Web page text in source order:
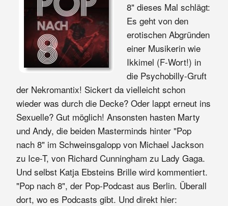
8" dieses Mal schlägt:
Es geht von den
erotischen Abgründen
einer Musikerin wie
Ikkimel (F-Wort!) in
die Psychobilly-Gruft
der Nekromantix! Sickert da vielleicht schon
wieder was durch die Decke? Oder lappt erneut ins
Sexuelle? Gut möglich! Ansonsten hasten Marty
und Andy, die beiden Masterminds hinter "Pop
nach 8" im Schweinsgalopp von Michael Jackson
zu Ice-T, von Richard Cunningham zu Lady Gaga.
Und selbst Katja Ebsteins Brille wird kommentiert.
"Pop nach 8", der Pop-Podcast aus Berlin. Überall
dort, wo es Podcasts gibt. Und direkt hier: